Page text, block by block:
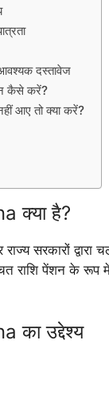
दस्तावेज
कैसे करें?
आए तो क्या करें?
क्या है?
सरकारों द्वारा
राशि पेंशन के
का उद्देश्य